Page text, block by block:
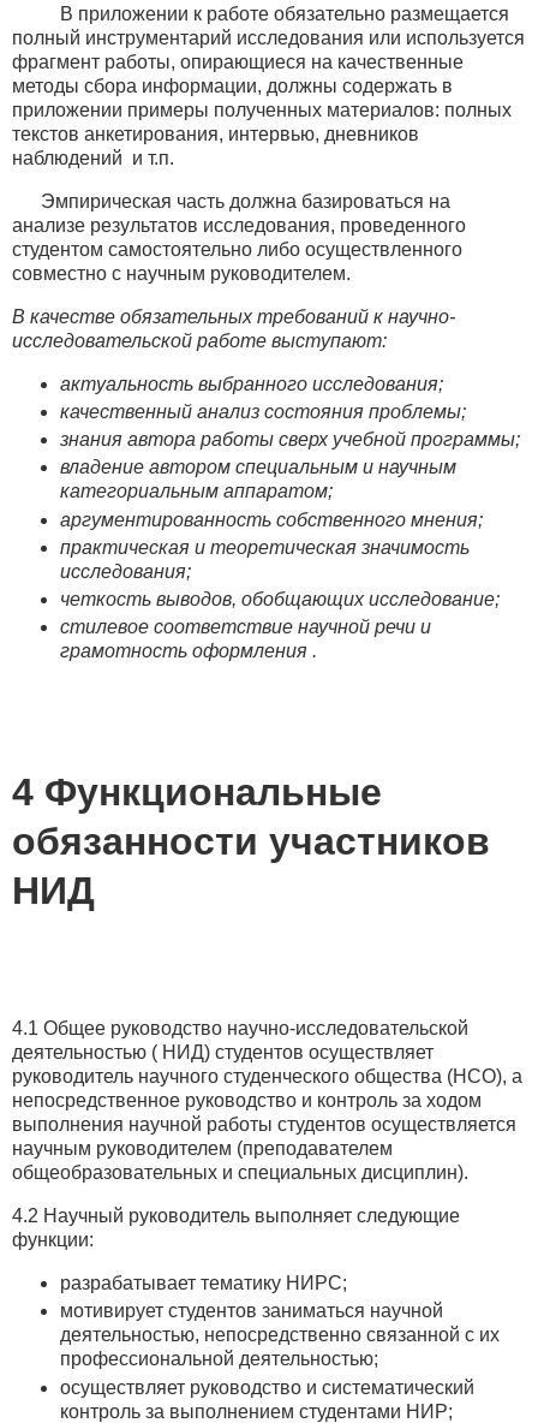
В приложении к работе обязательно размещается
полный инструментарий исследования или используется
фрагмент работы, опирающиеся на качественные
методы сбора информации, должны содержать в
приложении примеры полученных материалов: полных
текстов анкетирования, интервью, дневников
наблюдений и т.п.
Эмпирическая часть должна базироваться на
анализе результатов исследования, проведенного
студентом самостоятельно либо осуществленного
совместно с научным руководителем.
В качестве обязательных требований к научно-
исследовательской работе выступают:
актуальность выбранного исследования;
качественный анализ состояния проблемы;
знания автора работы сверх учебной программы;
владение автором специальным и научным
категориальным аппаратом;
аргументированность собственного мнения;
практическая и теоретическая значимость
исследования;
четкость выводов, обобщающих исследование;
стилевое соответствие научной речи и
грамотность оформления .
4 Функциональные
обязанности участников
НИД
4.1 Общее руководство научно-исследовательской
деятельностью ( НИД) студентов осуществляет
руководитель научного студенческого общества (НСО), а
непосредственное руководство и контроль за ходом
выполнения научной работы студентов осуществляется
научным руководителем (преподавателем
общеобразовательных и специальных дисциплин).
4.2 Научный руководитель выполняет следующие
функции:
разрабатывает тематику НИРС;
мотивирует студентов заниматься научной
деятельностью, непосредственно связанной с их
профессиональной деятельностью;
осуществляет руководство и систематический
контроль за выполнением студентами НИР;